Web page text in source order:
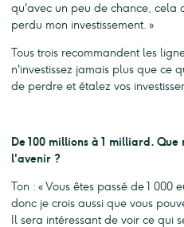
qu'avec un peu de chance, cela
perdu mon investissement. »
Tous trois recommandent les
n'investissez jamais plus que ce
de perdre et étalez vos
De 100 millions à 1 milliard.
l'avenir ?
Ton : « Vous êtes passé de 1 000
donc je crois aussi que vous
Il sera intéressant de voir ce qui